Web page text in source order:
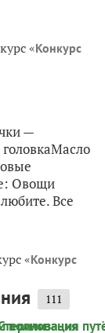
«Конкурс
—
Овощи
Все
«Конкурс
111